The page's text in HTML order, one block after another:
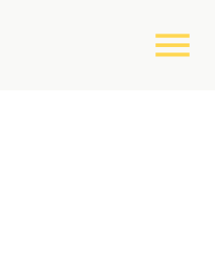
menu